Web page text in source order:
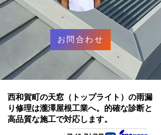
お問合わせ
西和賀町の天窓（トップライト）の雨漏
り修理は瀧澤屋根工業へ。的確な診断と
高品質な施工で対応します。